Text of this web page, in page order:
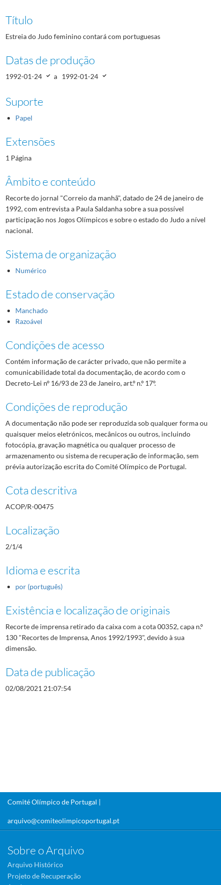
Título
Estreia do Judo feminino contará com portuguesas
Datas de produção
1992-01-24 a 1992-01-24
Suporte
Papel
Extensões
1 Página
Âmbito e conteúdo
Recorte do jornal "Correio da manhã", datado de 24 de janeiro de
1992, com entrevista a Paula Saldanha sobre a sua possível
participação nos Jogos Olímpicos e sobre o estado do Judo a nível
nacional.
Sistema de organização
Numérico
Estado de conservação
Manchado
Razoável
Condições de acesso
Contém informação de carácter privado, que não permite a
comunicabilidade total da documentação, de acordo com o
Decreto-Lei nº 16/93 de 23 de Janeiro, art.º n.º 17º.
Condições de reprodução
A documentação não pode ser reproduzida sob qualquer forma ou
quaisquer meios eletrónicos, mecânicos ou outros, incluindo
fotocópia, gravação magnética ou qualquer processo de
armazenamento ou sistema de recuperação de informação, sem
prévia autorização escrita do Comité Olímpico de Portugal.
Cota descritiva
ACOP/R-00475
Localização
2/1/4
Idioma e escrita
por (português)
Existência e localização de originais
Recorte de imprensa retirado da caixa com a cota 00352, capa n.º
130 "Recortes de Imprensa, Anos 1992/1993", devido à sua
dimensão.
Data de publicação
02/08/2021 21:07:54
Comité Olímpico de Portugal |
arquivo@comiteolimpicoportugal.pt
Sobre o Arquivo
Arquivo Histórico
Projeto de Recuperação